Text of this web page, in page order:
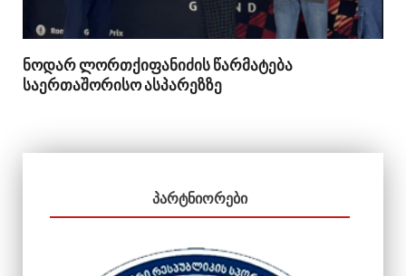
ნოდარ ლორთქიფანიძის წარმატება
საერთაშორისო ასპარეზზე
ᲞᲐᲠᲢᲜᲘᲝᲠᲔᲑᲘ